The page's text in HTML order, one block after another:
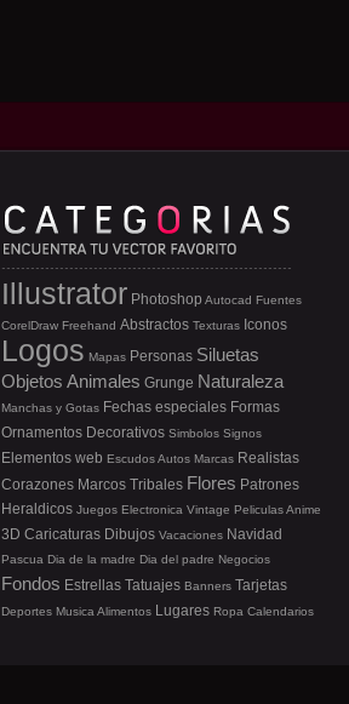
Illustrator Photoshop Autocad Fuentes
CorelDraw Freehand Abstractos Texturas Iconos
Logos Mapas Personas Siluetas
Objetos Animales Grunge Naturaleza
Manchas y Gotas Fechas especiales Formas
Ornamentos Decorativos Simbolos Signos
Elementos web EscudosAutos Marcas Realistas
Corazones Marcos Tribales Flores Patrones
Heraldicos Juegos Electronica Vintage PeliculasAnime
3D Caricaturas Dibujos Vacaciones Navidad
Pascua Dia de la madre Dia del padre Negocios
Fondos Estrellas Tatuajes Banners Tarjetas
Deportes Musica Alimentos Lugares Ropa Calendarios